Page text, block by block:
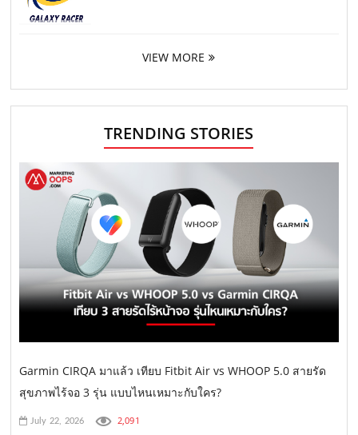
VIEW MORE
TRENDING STORIES
Garmin CIRQA มาแล้ว เทียบ Fitbit Air vs WHOOP 5.0 สายรัด
สุขภาพไร้จอ 3 รุ่น แบบไหนเหมาะกับใคร?
July 22, 2026 2,091